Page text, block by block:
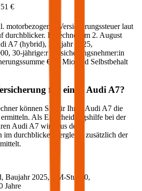
€
motorbezogener Versicherungssteuer laut
durchblicker. Berechnet am 2. August
A7 (hybrid), Baujahr 2025,
, 30-jährige:rVersicherungsnehmer:in
€ 20 Mio und Selbstbehalt
für einen Audi A7?
können Sie für Ihren Audi A7 die
Als Entscheidungshilfe bei der
Audi A7 wird aus den
im durchblicker Vergleich zusätzlich der
Baujahr 2025, BM-Stufe 0,
Jahre